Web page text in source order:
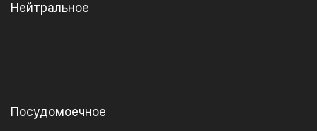
Нейтральное
Посудомоечное